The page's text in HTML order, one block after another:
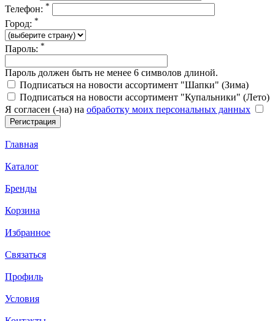
Телефон: *
Город: *
Пароль: *
Пароль должен быть не менее 6 символов длиной.
Подписаться на новости ассортимент "Шапки" (Зима)
Подписаться на новости ассортимент "Купальники" (Лето)
Я согласен (-на) на обработку моих персональных данных
Главная
Каталог
Бренды
Корзина
Избранное
Связаться
Профиль
Условия